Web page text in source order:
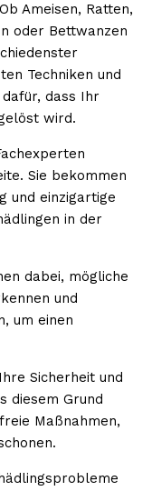
Ob Ameisen, Ratten,
oder Bettwanzen
Techniken und
dass Ihr
wird.
Sie bekommen
und einzigartige
in der
dabei, mögliche
und
um einen
Ihre Sicherheit und
diesem Grund
Maßnahmen,